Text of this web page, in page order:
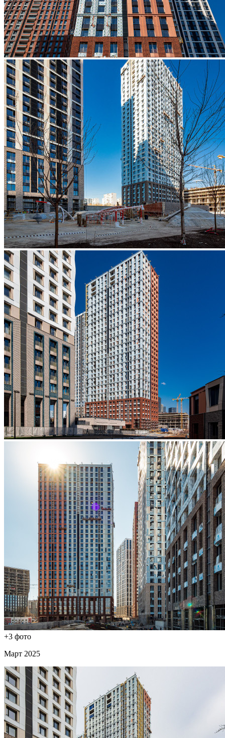
+3 фото
Март 2025